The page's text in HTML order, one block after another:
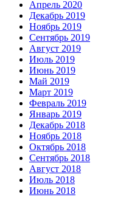
Апрель 2020
Декабрь 2019
Ноябрь 2019
Сентябрь 2019
Август 2019
Июль 2019
Июнь 2019
Май 2019
Март 2019
Февраль 2019
Январь 2019
Декабрь 2018
Ноябрь 2018
Октябрь 2018
Сентябрь 2018
Август 2018
Июль 2018
Июнь 2018